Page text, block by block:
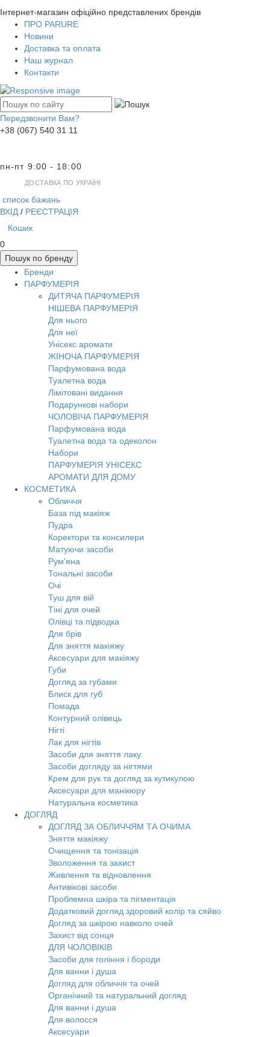
Інтернет-магазин офіційно представлених брендів
ПРО PARURE
Новини
Доставка та оплата
Наш журнал
Контакти
Передзвонити Вам?
+38 (067) 540 31 11
пн-пт 9:00 - 18:00
ДОСТАВКА ПО УКРАЇНІ
список бажань
ВХІД / РЕЄСТРАЦІЯ
Кошик
0
Пошук по бренду
Бренди
ПАРФУМЕРІЯ
ДИТЯЧА ПАРФУМЕРІЯ
НІШЕВА ПАРФУМЕРІЯ
Для нього
Для неї
Унісекс аромати
ЖІНОЧА ПАРФУМЕРІЯ
Парфумована вода
Туалетна вода
Лімітовані видання
Подарункові набори
ЧОЛОВІЧА ПАРФУМЕРІЯ
Парфумована вода
Туалетна вода та одеколон
Набори
ПАРФУМЕРІЯ УНІСЕКС
АРОМАТИ ДЛЯ ДОМУ
КОСМЕТИКА
Обличчя
База під макіяж
Пудра
Коректори та консилери
Матуючи засоби
Рум'яна
Тональні засоби
Очі
Туш для вій
Тіні для очей
Олівці та підводка
Для брів
Для зняття макіяжу
Аксесуари для макіяжу
Губи
Догляд за губами
Блиск для губ
Помада
Контурний олівець
Нігті
Лак для нігтів
Засоби для зняття лаку
Засоби догляду за нігтями
Крем для рук та догляд за кутикулою
Аксесуари для манікюру
Натуральна косметика
ДОГЛЯД
ДОГЛЯД ЗА ОБЛИЧЧЯМ ТА ОЧИМА
Зняття макіяжу
Очищення та тонізація
Зволоження та захист
Живлення та відновлення
Антивікові засоби
Проблемна шкіра та пігментація
Додатковий догляд здоровий колір та сяйво
Догляд за шкірою навколо очей
Захист від сонця
ДЛЯ ЧОЛОВІКІВ
Засоби для гоління і бороди
Для ванни і душа
Догляд для обличчя та очей
Органічний та натуральний догляд
Для ванни і душа
Для волосся
Аксесуари